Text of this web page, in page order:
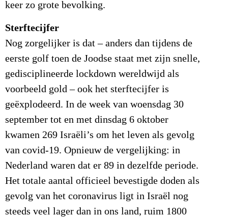
keer zo grote bevolking.
Sterftecijfer
Nog zorgelijker is dat – anders dan tijdens de
eerste golf toen de Joodse staat met zijn snelle,
gedisciplineerde lockdown wereldwijd als
voorbeeld gold – ook het sterftecijfer is
geëxplodeerd. In de week van woensdag 30
september tot en met dinsdag 6 oktober
kwamen 269 Israëli’s om het leven als gevolg
van covid-19. Opnieuw de vergelijking: in
Nederland waren dat er 89 in dezelfde periode.
Het totale aantal officieel bevestigde doden als
gevolg van het coronavirus ligt in Israël nog
steeds veel lager dan in ons land, ruim 1800